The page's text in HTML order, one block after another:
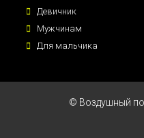
Девичник
Мужчинам
Для мальчика
© Воздушный